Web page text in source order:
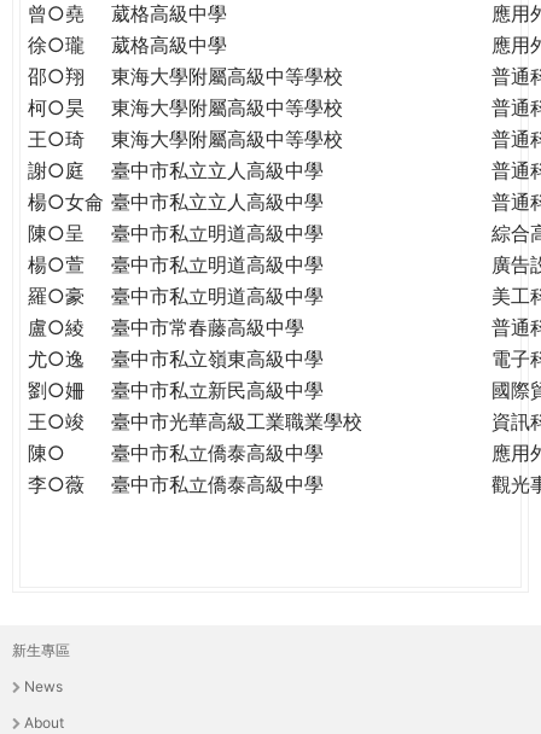
曾○堯
葳格高級中學
應用
徐○瓏
葳格高級中學
應用
邵○翔
東海大學附屬高級中等學校
普通
柯○昊
東海大學附屬高級中等學校
普通
王○琦
東海大學附屬高級中等學校
普通
謝○庭
臺中市私立立人高級中學
普通
楊○女侖 臺中市私立立人高級中學
普通
陳○呈
臺中市私立明道高級中學
綜合
楊○萱
臺中市私立明道高級中學
廣告
羅○豪
臺中市私立明道高級中學
美工
盧○綾
臺中市常春藤高級中學
普通
尤○逸
臺中市私立嶺東高級中學
電子
劉○姍
臺中市私立新民高級中學
國際
王○竣
臺中市光華高級工業職業學校
資訊
陳○
臺中市私立僑泰高級中學
應用
李○薇
臺中市私立僑泰高級中學 觀光
主
選
新生專區
News
About